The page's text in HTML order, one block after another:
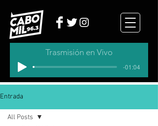
Trasmisión en Vivo
-01:04
Entrada
All Posts